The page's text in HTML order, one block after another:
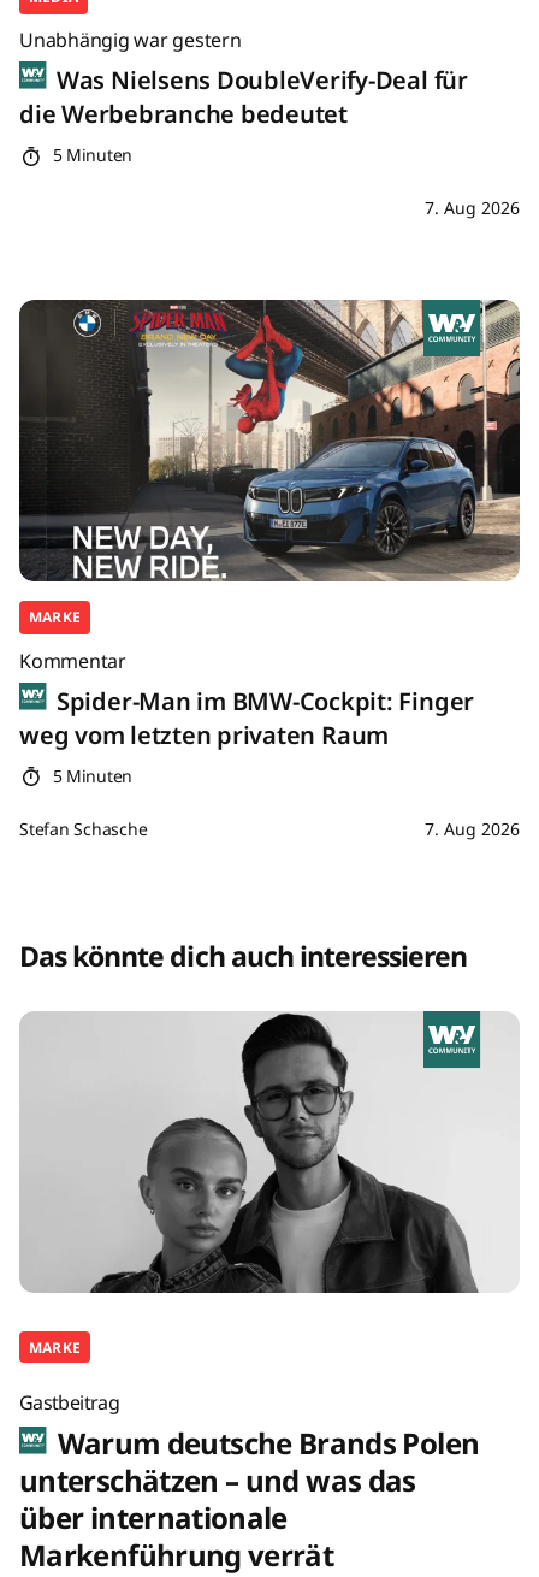
Unabhängig war gestern
Was Nielsens DoubleVerify-Deal für
die Werbebranche bedeutet
5 Minuten
7. Aug 2026
MARKE
Kommentar
Spider-Man im BMW-Cockpit: Finger
weg vom letzten privaten Raum
5 Minuten
Stefan Schasche 7. Aug 2026
Das könnte dich auch interessieren
MARKE
Gastbeitrag
Warum deutsche Brands Polen
unterschätzen – und was das
über internationale
Markenführung verrät